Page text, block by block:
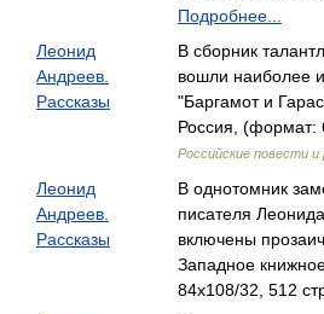
Подробнее...
Леонид
Андреев.
Рассказы
В сборник
вошли наиболее
"Баргамот и
Россия, (формат:
Российские повести и
Леонид
Андреев.
Рассказы
В однотомник
писателя
включены
Западное
84x108/32, 512